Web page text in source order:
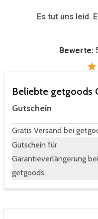
Es tut uns leid.
Bewerte:
Beliebte getgoods
Gutschein
Gratis Versand bei
Gutschein für
Garantieverlängerung bei
getgoods